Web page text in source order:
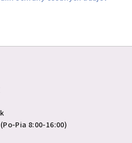
Pia 8:00-16:00)